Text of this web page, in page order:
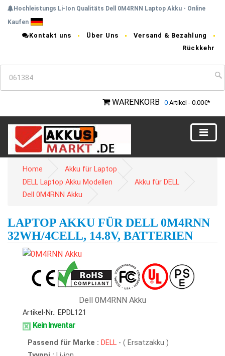
Hochleistungs Li-Ion Qualitäts Dell 0M4RNN Laptop Akku - Online
Kaufen
Kontakt uns Über Uns
Versand & Bezahlung
Rückkehr
WARENKORB 0 Artikel - 0.00€*
Home
Akku für Laptop
DELL Laptop Akku Modellen
Akku für DELL
Dell 0M4RNN Akku
LAPTOP AKKU FÜR DELL 0M4RNN
32WH/4CELL, 14.8V, BATTERIEN
Dell 0M4RNN Akku
Artikel-Nr.: EPDL121
Kein Inventar
Passend für Marke : DELL - ( Ersatzakku )